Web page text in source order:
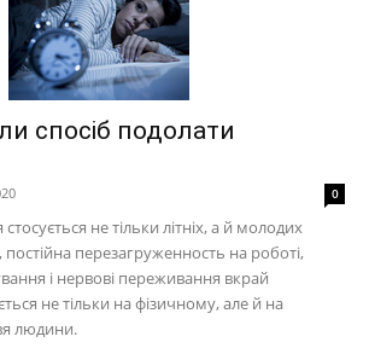
спосіб подолати
0
не тільки літніх, а й молодих
постійна перезагруженность на роботі,
і нервові переживання вкрай
не тільки на фізичному, але й на
людини.